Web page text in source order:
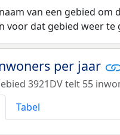
van een gebied om
voor dat gebied weer te
per jaar
3921DV telt 55
Tabel